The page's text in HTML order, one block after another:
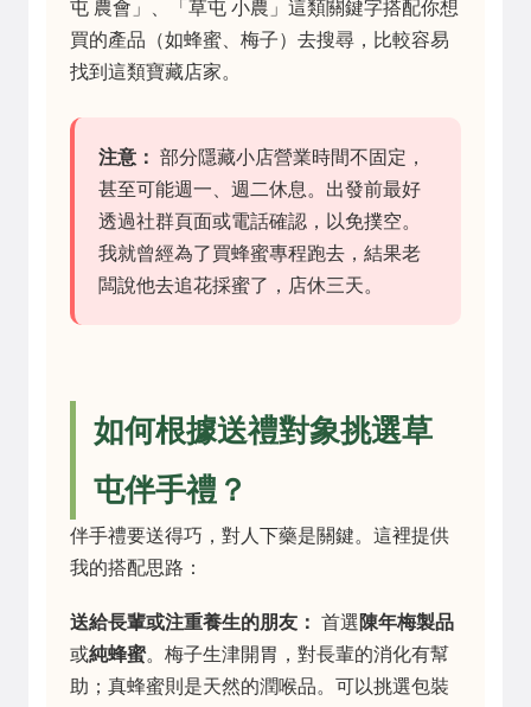
屯 農會」、「草屯 小農」這類關鍵字搭配你想
買的產品（如蜂蜜、梅子）去搜尋，比較容易
找到這類寶藏店家。
注意： 部分隱藏小店營業時間不固定，
甚至可能週一、週二休息。出發前最好
透過社群頁面或電話確認，以免撲空。
我就曾經為了買蜂蜜專程跑去，結果老
闆說他去追花採蜜了，店休三天。
如何根據送禮對象挑選草
屯伴手禮？
伴手禮要送得巧，對人下藥是關鍵。這裡提供
我的搭配思路：
送給長輩或注重養生的朋友： 首選陳年梅製品
或純蜂蜜。梅子生津開胃，對長輩的消化有幫
助；真蜂蜜則是天然的潤喉品。可以挑選包裝